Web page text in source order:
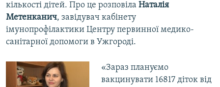
кількості дітей. Про це розповіла Наталія
Метенканич, завідувач кабінету
імунопрофілактики Центру первинної медико-
санітарної допомоги в Ужгороді.
«Зараз плануємо
вакцинувати 16817 діток від